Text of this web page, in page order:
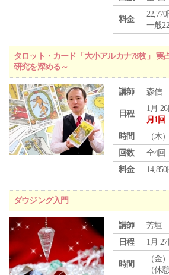
料金
22,770
一般
タロット・カード「大小アルカナ78枚」
研究を深める～
講師 森信
日程
1月
月1回
時間
（木
回数
全4回
料金
ダウジング入門
講師
芳垣
日程
1月 27
時間
（金
（休